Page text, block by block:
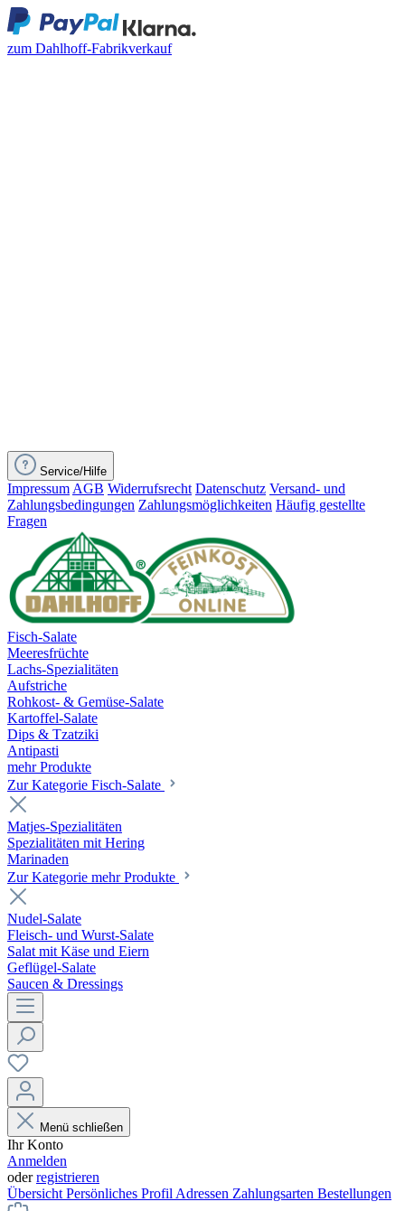
zum Dahlhoff-Fabrikverkauf
Service/Hilfe
Impressum AGB Widerrufsrecht Datenschutz Versand- und
Zahlungsbedingungen Zahlungsmöglichkeiten Häufig gestellte
Fragen
Fisch-Salate
Meeresfrüchte
Lachs-Spezialitäten
Aufstriche
Rohkost- & Gemüse-Salate
Kartoffel-Salate
Dips & Tzatziki
Antipasti
mehr Produkte
Zur Kategorie Fisch-Salate
Matjes-Spezialitäten
Spezialitäten mit Hering
Marinaden
Zur Kategorie mehr Produkte
Nudel-Salate
Fleisch- und Wurst-Salate
Salat mit Käse und Eiern
Geflügel-Salate
Saucen & Dressings
Menü schließen
Ihr Konto
Anmelden
oderregistrieren
Übersicht Persönliches Profil Adressen Zahlungsarten Bestellungen